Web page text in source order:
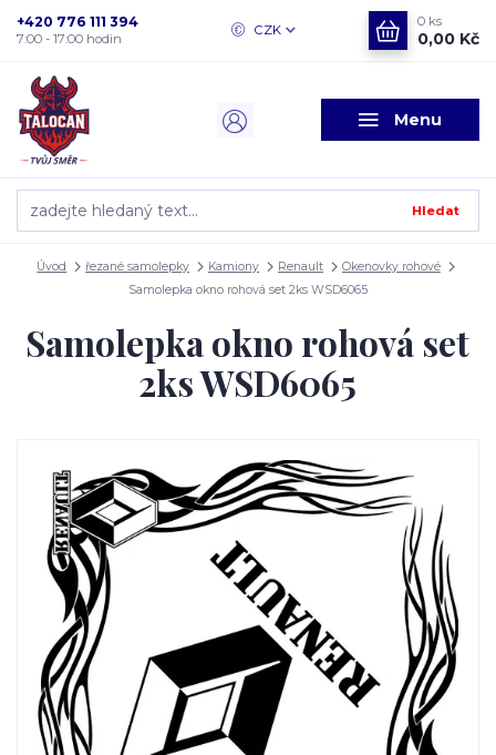
Menu
CZK
Hledat
+420 776 111 394
7:00 - 17:00 hodin
0 ks
0,00 Kč
Úvod řezané samolepky Kamiony Renault
Okenovky rohové
Samolepka okno rohová set 2ks WSD6065
Samolepka okno rohová set
2ks WSD6065